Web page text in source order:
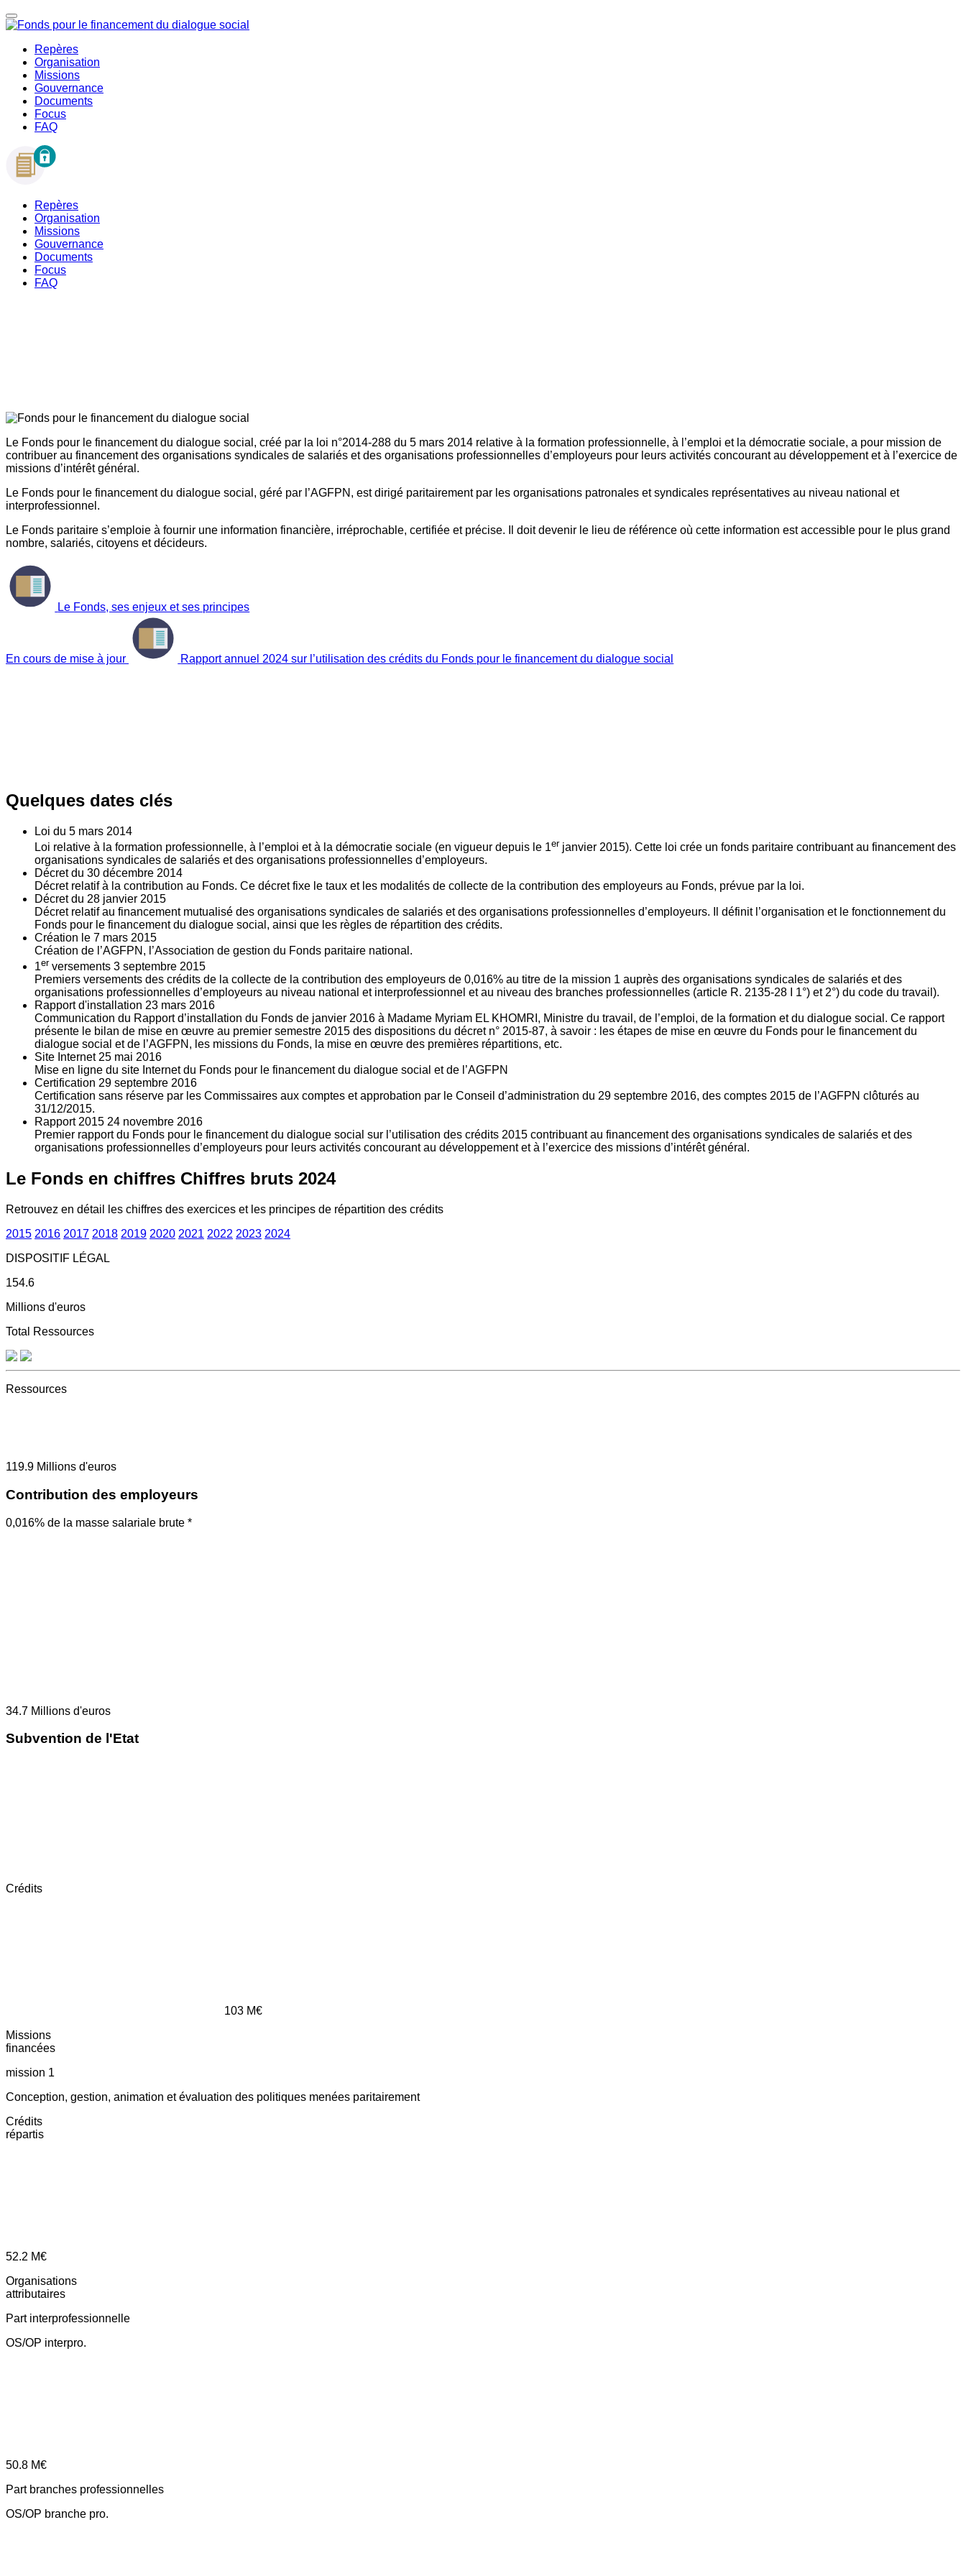
Repères
Organisation
Missions
Gouvernance
Documents
Focus
FAQ
Repères
Organisation
Missions
Gouvernance
Documents
Focus
FAQ
Le Fonds pour le financement du dialogue social, créé par la loi n°2014-288 du 5 mars 2014 relative à la formation professionnelle, à l’emploi et la démocratie sociale, a pour mission de
contribuer au financement des organisations syndicales de salariés et des organisations professionnelles d’employeurs pour leurs activités concourant au développement et à l’exercice de
missions d’intérêt général.
Le Fonds pour le financement du dialogue social, géré par l’AGFPN, est dirigé paritairement par les organisations patronales et syndicales représentatives au niveau national et
interprofessionnel.
Le Fonds paritaire s’emploie à fournir une information financière, irréprochable, certifiée et précise. Il doit devenir le lieu de référence où cette information est accessible pour le plus grand
nombre, salariés, citoyens et décideurs.
Le Fonds, ses enjeux et ses principes
En cours de mise à jour Rapport annuel 2024 sur l’utilisation des crédits du Fonds pour le financement du dialogue social
Quelques dates clés
Loi du 5 mars 2014
Loi relative à la formation professionnelle, à l’emploi et à la démocratie sociale (en vigueur depuis le 1er janvier 2015). Cette loi crée un fonds paritaire contribuant au financement des
organisations syndicales de salariés et des organisations professionnelles d’employeurs.
Décret du 30 décembre 2014
Décret relatif à la contribution au Fonds. Ce décret fixe le taux et les modalités de collecte de la contribution des employeurs au Fonds, prévue par la loi.
Décret du 28 janvier 2015
Décret relatif au financement mutualisé des organisations syndicales de salariés et des organisations professionnelles d’employeurs. Il définit l’organisation et le fonctionnement du
Fonds pour le financement du dialogue social, ainsi que les règles de répartition des crédits.
Création le 7 mars 2015
Création de l’AGFPN, l’Association de gestion du Fonds paritaire national.
1er versements 3 septembre 2015
Premiers versements des crédits de la collecte de la contribution des employeurs de 0,016% au titre de la mission 1 auprès des organisations syndicales de salariés et des
organisations professionnelles d’employeurs au niveau national et interprofessionnel et au niveau des branches professionnelles (article R. 2135‐28 I 1°) et 2°) du code du travail).
Rapport d'installation 23 mars 2016
Communication du Rapport d’installation du Fonds de janvier 2016 à Madame Myriam EL KHOMRI, Ministre du travail, de l’emploi, de la formation et du dialogue social. Ce rapport
présente le bilan de mise en œuvre au premier semestre 2015 des dispositions du décret n° 2015-87, à savoir : les étapes de mise en œuvre du Fonds pour le financement du
dialogue social et de l’AGFPN, les missions du Fonds, la mise en œuvre des premières répartitions, etc.
Site Internet 25 mai 2016
Mise en ligne du site Internet du Fonds pour le financement du dialogue social et de l’AGFPN
Certification 29 septembre 2016
Certification sans réserve par les Commissaires aux comptes et approbation par le Conseil d’administration du 29 septembre 2016, des comptes 2015 de l’AGFPN clôturés au
31/12/2015.
Rapport 2015 24 novembre 2016
Premier rapport du Fonds pour le financement du dialogue social sur l’utilisation des crédits 2015 contribuant au financement des organisations syndicales de salariés et des
organisations professionnelles d’employeurs pour leurs activités concourant au développement et à l’exercice des missions d’intérêt général.
Le Fonds en chiffres Chiffres bruts 2024
Retrouvez en détail les chiffres des exercices et les principes de répartition des crédits
2015 2016 2017 2018 2019 2020 2021 2022 2023 2024
DISPOSITIF LÉGAL
154.6
Millions d'euros
Total Ressources
Ressources
119.9 Millions d'euros
Contribution des employeurs
0,016% de la masse salariale brute *
34.7 Millions d'euros
Subvention de l'Etat
Crédits
103 M€
Missions
financées
mission 1
Conception, gestion, animation et évaluation des politiques menées paritairement
Crédits
répartis
52.2 M€
Organisations
attributaires
Part interprofessionnelle
OS/OP interpro.
50.8 M€
Part branches professionnelles
OS/OP branche pro.